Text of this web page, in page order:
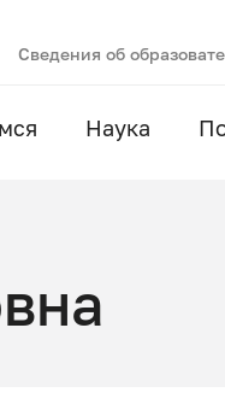
Сведения об
Наука